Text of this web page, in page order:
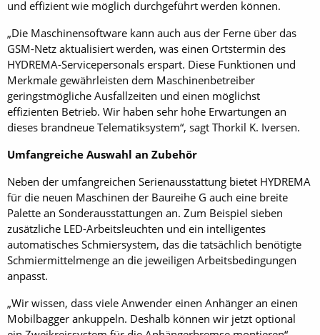
und effizient wie möglich durchgeführt werden können.
„Die Maschinensoftware kann auch aus der Ferne über das
GSM-Netz aktualisiert werden, was einen Ortstermin des
HYDREMA-Servicepersonals erspart. Diese Funktionen und
Merkmale gewährleisten dem Maschinenbetreiber
geringstmögliche Ausfallzeiten und einen möglichst
effizienten Betrieb. Wir haben sehr hohe Erwartungen an
dieses brandneue Telematiksystem“, sagt Thorkil K. Iversen.
Umfangreiche Auswahl an Zubehör
Neben der umfangreichen Serienausstattung bietet HYDREMA
für die neuen Maschinen der Baureihe G auch eine breite
Palette an Sonderausstattungen an. Zum Beispiel sieben
zusätzliche LED-Arbeitsleuchten und ein intelligentes
automatisches Schmiersystem, das die tatsächlich benötigte
Schmiermittelmenge an die jeweiligen Arbeitsbedingungen
anpasst.
„Wir wissen, dass viele Anwender einen Anhänger an einen
Mobilbagger ankuppeln. Deshalb können wir jetzt optional